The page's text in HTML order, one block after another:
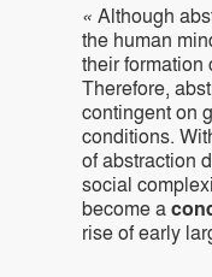
« Although
the human
their formation
Therefore,
contingent on
conditions.
of abstraction
social
become a
rise of early